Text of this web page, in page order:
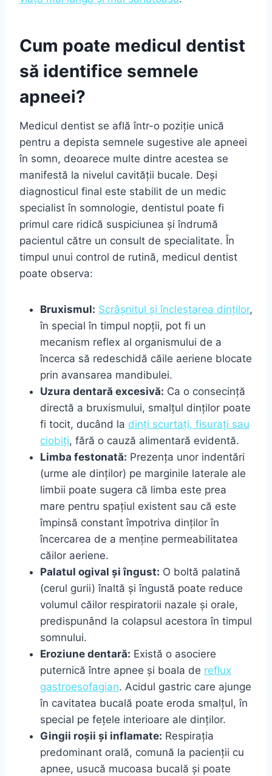
Cum poate medicul dentist
să identifice semnele
apneei?
Medicul dentist se află într-o poziție unică
pentru a depista semnele sugestive ale apneei
în somn, deoarece multe dintre acestea se
manifestă la nivelul cavității bucale. Deși
diagnosticul final este stabilit de un medic
specialist în somnologie, dentistul poate fi
primul care ridică suspiciunea și îndrumă
pacientul către un consult de specialitate. În
timpul unui control de rutină, medicul dentist
poate observa:
Bruxismul: Scrâșnitul și încleștarea dinților,
în special în timpul nopții, pot fi un
mecanism reflex al organismului de a
încerca să redeschidă căile aeriene blocate
prin avansarea mandibulei.
Uzura dentară excesivă: Ca o consecință
directă a bruxismului, smalțul dinților poate
fi tocit, ducând la dinți scurtați, fisurați sau
ciobiți, fără o cauză alimentară evidentă.
Limba festonată: Prezența unor indentări
(urme ale dinților) pe marginile laterale ale
limbii poate sugera că limba este prea
mare pentru spațiul existent sau că este
împinsă constant împotriva dinților în
încercarea de a menține permeabilitatea
căilor aeriene.
Palatul ogival și îngust: O boltă palatină
(cerul gurii) înaltă și îngustă poate reduce
volumul căilor respiratorii nazale și orale,
predispunând la colapsul acestora în timpul
somnului.
Eroziune dentară: Există o asociere
puternică între apnee și boala de reflux
gastroesofagian. Acidul gastric care ajunge
în cavitatea bucală poate eroda smalțul, în
special pe fețele interioare ale dinților.
Gingii roșii și inflamate: Respirația
predominant orală, comună la pacienții cu
apnee, usucă mucoasa bucală și poate